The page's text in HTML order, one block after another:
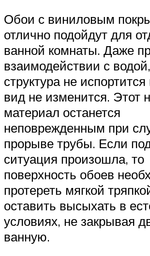
Обои с виниловым
отлично подойдут для
ванной комнаты. Даже
взаимодействии с
структура не
вид не изменится. Этот
материал останется
неповрежденным при
прорыве трубы. Если
ситуация произошла, то
поверхность обоев
протереть мягкой
оставить высыхать в
условиях, не закрывая
ванную.